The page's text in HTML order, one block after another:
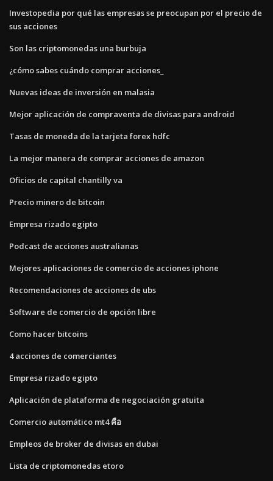
Investopedia por qué las empresas se preocupan por el precio de
sus acciones
Son las criptomonedas una burbuja
¿cómo sabes cuándo comprar acciones_
Nuevas ideas de inversión en malasia
Mejor aplicación de compraventa de divisas para android
Tasas de moneda de la tarjeta forex hdfc
La mejor manera de comprar acciones de amazon
Oficios de capital chantilly va
Precio minero de bitcoin
Empresa rizado egipto
Podcast de acciones australianas
Mejores aplicaciones de comercio de acciones iphone
Recomendaciones de acciones de ubs
Software de comercio de opción libre
Como hacer bitcoins
4 acciones de comerciantes
Empresa rizado egipto
Aplicación de plataforma de negociación gratuita
Comercio automático mt4 คือ
Empleos de broker de divisas en dubai
Lista de criptomonedas etoro